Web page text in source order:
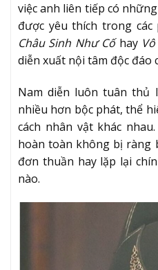
việc anh liên tiếp có
được yêu thích trong các
Châu Sinh Như Cốhay
diễn xuất nội tâm độc đáo
Nam diễn luôn tuân thủ
nhiều hơn bộc phát, thể
cách nhân vật khác
hoàn toàn không bị ràng
đơn thuần hay lặp lại
nào.